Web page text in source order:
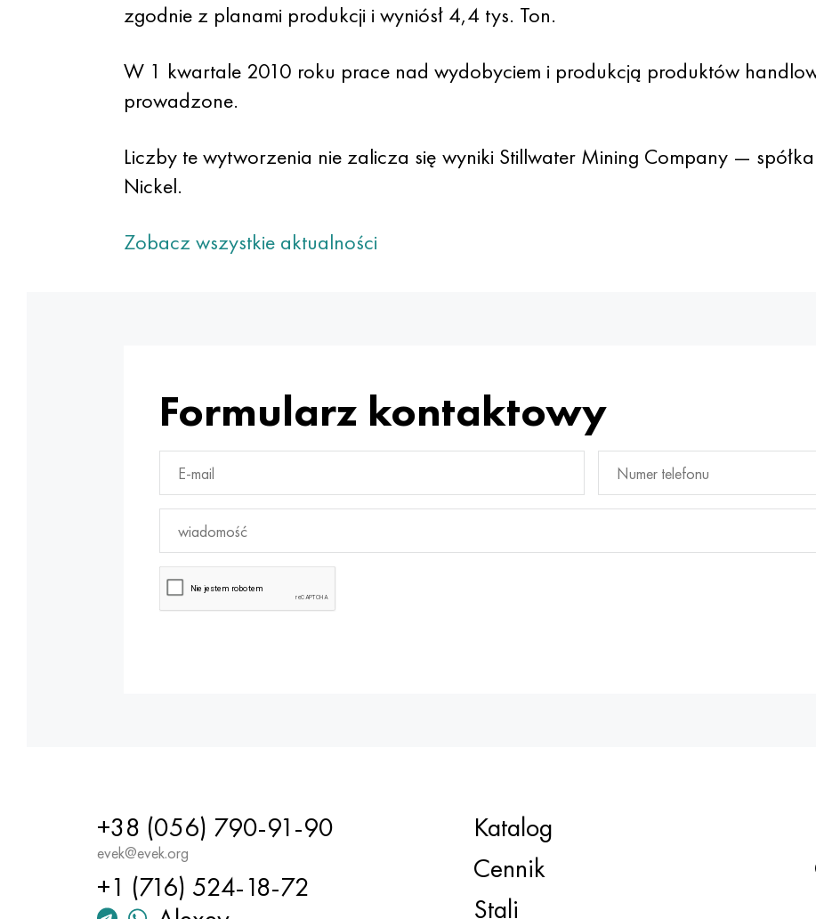
zgodnie z planami produkcji i wyniósł 4,4 tys. Ton.
W 1 kwartale 2010 roku prace nad wydobyciem i produkcją produktów
prowadzone.
Liczby te wytworzenia nie zalicza się wyniki Stillwater Mining Company —
Nickel.
Zobacz wszystkie aktualności
Formularz kontaktowy
+38 (056) 790-91-90
evek@evek.org
+1 (716) 524-18-72
Katalog
Cennik
Stali